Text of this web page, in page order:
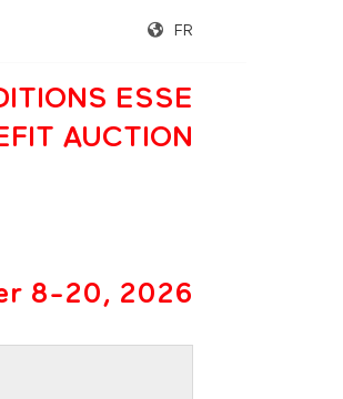
FR
ESSE
AUCTION
8-20, 2026